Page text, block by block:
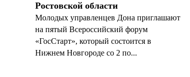
Ростовской области
Молодых управленцев Дона приглашают
на пятый Всероссийский форум
«ГосСтарт», который состоится в
Нижнем Новгороде со 2 по...